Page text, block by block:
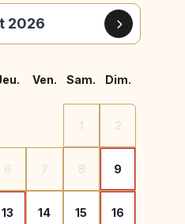
2026
Ven. Sam. Dim.
1 2
6 7 8 9
13 14 15 16